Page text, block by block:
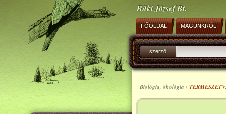
Büki József Bt.
FŐOLDAL MAGUNKRÓL
szerző
Biológia, ökológia ›